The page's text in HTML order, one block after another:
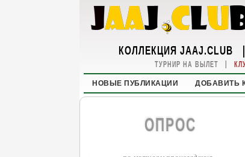
КОЛЛЕКЦИЯ JAAJ.CLUB |
ТУРНИР НА ВЫЛЕТ |
НОВЫЕ ПУБЛИКАЦИИ ДОБАВИТЬ
ОПРОС